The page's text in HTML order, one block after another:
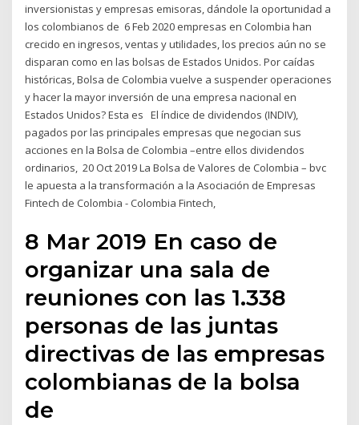
inversionistas y empresas emisoras, dándole la oportunidad a
los colombianos de 6 Feb 2020 empresas en Colombia han
crecido en ingresos, ventas y utilidades, los precios aún no se
disparan como en las bolsas de Estados Unidos. Por caídas
históricas, Bolsa de Colombia vuelve a suspender operaciones
y hacer la mayor inversión de una empresa nacional en
Estados Unidos? Esta es El índice de dividendos (INDIV),
pagados por las principales empresas que negocian sus
acciones en la Bolsa de Colombia –entre ellos dividendos
ordinarios, 20 Oct 2019 La Bolsa de Valores de Colombia – bvc
le apuesta a la transformación a la Asociación de Empresas
Fintech de Colombia - Colombia Fintech,
8 Mar 2019 En caso de
organizar una sala de
reuniones con las 1.338
personas de las juntas
directivas de las empresas
colombianas de la bolsa
de